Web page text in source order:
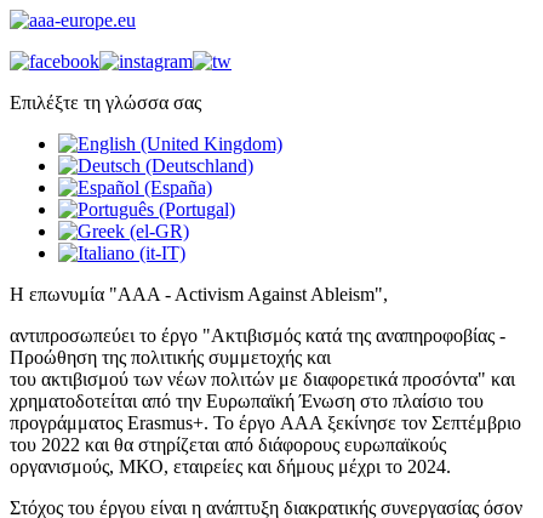
Επιλέξτε τη γλώσσα σας
Η επωνυμία "AAA - Activism Against Ableism",
αντιπροσωπεύει το έργο "Ακτιβισμός κατά της αναπηροφοβίας -
Προώθηση της πολιτικής συμμετοχής και
του ακτιβισμού των νέων πολιτών με διαφορετικά προσόντα" και
χρηματοδοτείται από την Ευρωπαϊκή Ένωση στο πλαίσιο του
προγράμματος Erasmus+. Το έργο AAA ξεκίνησε τον Σεπτέμβριο
του 2022 και θα στηρίζεται από διάφορους ευρωπαϊκούς
οργανισμούς, ΜΚΟ, εταιρείες και δήμους μέχρι το 2024.
Στόχος του έργου είναι η ανάπτυξη διακρατικής συνεργασίας όσον